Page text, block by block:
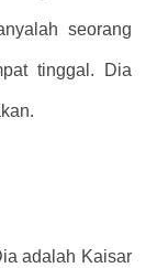
seorang
tinggal. Dia
adalah Kaisar